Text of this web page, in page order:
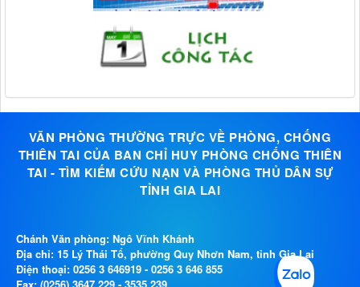
VĂN PHÒNG THƯỜNG TRỰC VỀ PHÒNG, CHỐNG
THIÊN TAI CỦA BAN CHỈ HUY PHÒNG CHỐNG THIÊN
TAI - TÌM KIẾM CỨU NẠN VÀ PHÒNG THỦ DÂN SỰ
TỈNH GIA LAI
Chánh Văn phòng: Ngô Vĩnh Khánh
Địa chỉ: 15 Lý Thái Tổ, phường Quy Nhơn Nam, tỉnh Gia Lai
Điện thoại: 0256 3 646919 - 0256 3 646 855
Fax: (0256) 3647 229 - 3535 239